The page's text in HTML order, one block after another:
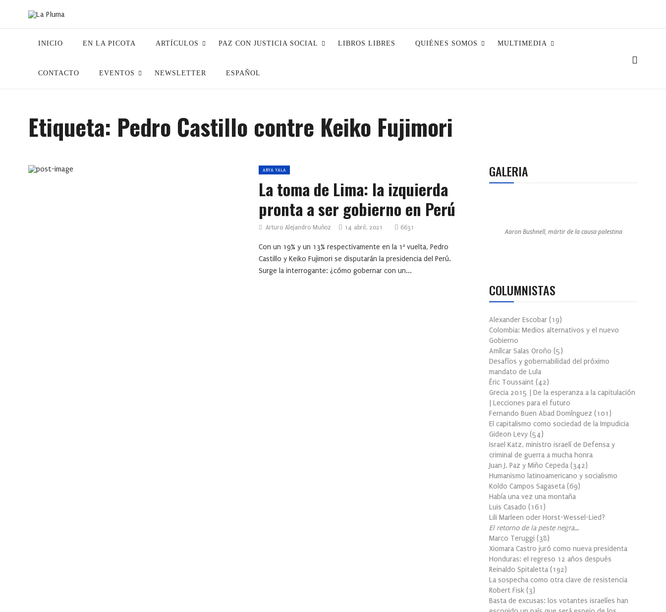
INICIO EN LA PICOTA ARTÍCULOS PAZ CON JUSTICIA SOCIAL LIBROS LIBRES QUIÉNES SOMOS MULTIMEDIA
CONTACTO EVENTOS NEWSLETTER ESPAÑOL
Etiqueta: Pedro Castillo contre Keiko Fujimori
ABYA YALA
La toma de Lima: la izquierda
pronta a ser gobierno en Perú
Arturo Alejandro Muñoz 14 abril, 2021 6631
Con un 19% y un 13% respectivamente en la 1ª vuelta, Pedro
Castillo y Keiko Fujimori se disputarán la presidencia del Perú.
Surge la interrogante: ¿cómo gobernar con un...
GALERIA
Aaron Bushnell, mártir de la causa palestina
COLUMNISTAS
Alexander Escobar (19)
Colombia: Medios alternativos y el nuevo
Gobierno
Amílcar Salas Oroño (5)
Desafíos y gobernabilidad del próximo
mandato de Lula
Éric Toussaint (42)
Grecia 2015 | De la esperanza a la capitulación
| Lecciones para el futuro
Fernando Buen Abad Domínguez (101 )
El capitalismo como sociedad de la Impudicia
Gideon Levy (54)
Israel Katz, ministro israelí de Defensa y
criminal de guerra a mucha honra
Juan J. Paz y Miño Cepeda (342)
Humanismo latinoamericano y socialismo
Koldo Campos Sagaseta (69)
Había una vez una montaña
Luis Casado (161 )
Lili Marleen oder Horst-Wessel-Lied?
El retorno de la peste negra…
Marco Teruggi (38)
Xiomara Castro juró como nueva presidenta
Honduras: el regreso 12 años después
Reinaldo Spitaletta (192)
La sospecha como otra clave de resistencia
Robert Fisk (3)
Basta de excusas: los votantes israelíes han